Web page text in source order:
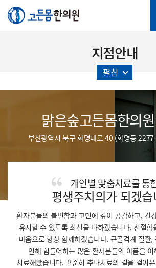
지점안내
펼침
맑은숲고든몸한의원
부산광역시 북구 화명대로 40 (화명동
개인별 맞춤치료를 통
평생주치의가 되겠
환자분들의 불편함과 고민에 깊이 공감하고, 건
유지할 수 있도록 최선을 다하겠습니다. 친절함
마음으로 항상 함께하겠습니다. 근골격계 질환,
인해 힘들어하는 많은 환자분들의 아픔을 이
치료해왔습니다.꾸준히 추나치료의 길을 걸어